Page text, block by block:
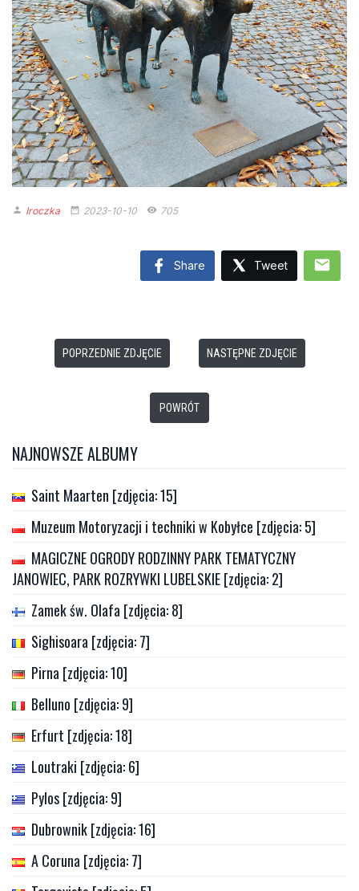
person Iroczka date_range 2023-10-10 remove_red_eye 705
Share Tweet mail
POPRZEDNIE ZDJĘCIE NASTĘPNE ZDJĘCIE
POWRÓT
NAJNOWSZE ALBUMY
Saint Maarten [zdjęcia: 15]
Muzeum Motoryzacji i techniki w Kobyłce [zdjęcia: 5]
MAGICZNE OGRODY RODZINNY PARK TEMATYCZNY
JANOWIEC, PARK ROZRYWKI LUBELSKIE [zdjęcia: 2]
Zamek św. Olafa [zdjęcia: 8]
Sighisoara [zdjęcia: 7]
Pirna [zdjęcia: 10]
Belluno [zdjęcia: 9]
Erfurt [zdjęcia: 18]
Loutraki [zdjęcia: 6]
Pylos [zdjęcia: 9]
Dubrownik [zdjęcia: 16]
A Coruna [zdjęcia: 7]